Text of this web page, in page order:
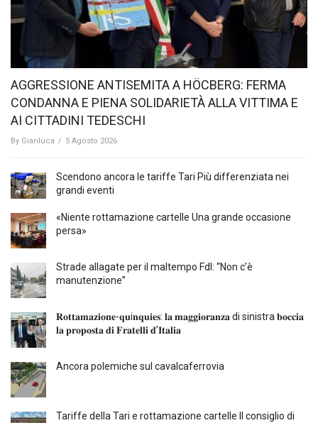
AGGRESSIONE ANTISEMITA A HÖCBERG: FERMA
CONDANNA E PIENA SOLIDARIETÀ ALLA VITTIMA E
AI CITTADINI TEDESCHI
By Gianluca / 5 Agosto 2026
Scendono ancora le tariffe Tari Più differenziata nei
grandi eventi
«Niente rottamazione cartelle Una grande occasione
persa»
Strade allagate per il maltempo FdI: “Non c’è
manutenzione”
𝐑𝐨𝐭𝐭𝐚𝐦𝐚𝐳𝐢𝐨𝐧𝐞-𝐪𝐮i𝐧𝐪𝐮𝐢𝐞𝐬: 𝐥𝐚 𝐦𝐚𝐠𝐠𝐢𝐨𝐫𝐚𝐧𝐳𝐚 di sinistra 𝐛𝐨𝐜𝐜𝐢𝐚
𝐥𝐚 𝐩𝐫𝐨𝐩𝐨𝐬𝐭𝐚 𝐝𝐢 𝐅𝐫𝐚𝐭𝐞𝐥𝐥𝐢 𝐝’𝐈𝐭𝐚𝐥𝐢𝐚
Ancora polemiche sul cavalcaferrovia
Tariffe della Tari e rottamazione cartelle Il consiglio di